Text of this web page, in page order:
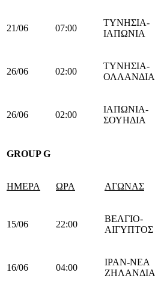
21/06 07:00
ΤΥΝΗΣΙΑ-
ΙΑΠΩΝΙΑ
26/06 02:00
ΤΥΝΗΣΙΑ-
ΟΛΛΑΝΔΙΑ
26/06 02:00
ΙΑΠΩΝΙΑ-
ΣΟΥΗΔΙΑ
GROUPG
ΗΜΕΡΑ ΩΡΑ ΑΓΩΝΑΣ
15/06 22:00
ΒΕΛΓΙΟ-
ΑΙΓΥΠΤΟΣ
16/06 04:00
ΙΡΑΝ-ΝΕΑ
ΖΗΛΑΝΔΙΑ